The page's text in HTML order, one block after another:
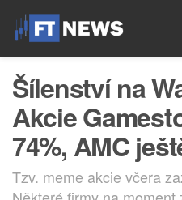
Šílenství na
Akcie
74%, AMC
Tzv. meme akcie včera